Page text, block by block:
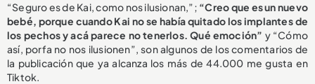
“Seguro es de Kai, como nos ilusionan,”; “Creo que es un nuevo
bebé, porque cuando Kai no se había quitado los implantes de
los pechos y acá parece no tenerlos. Qué emoción” y “Cómo
así, porfa no nos ilusionen”, son algunos de los comentarios de
la publicación que ya alcanza los más de 44.000 me gusta en
Tiktok.